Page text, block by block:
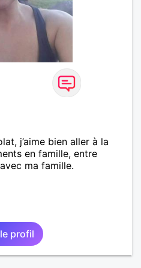
j’aime bien aller à la
en famille, entre
ma famille.
profil